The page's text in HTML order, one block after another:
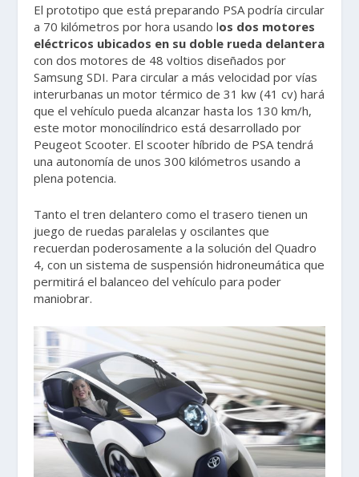
El prototipo que está preparando PSA podría circular
a 70 kilómetros por hora usando los dos motores
eléctricos ubicados en su doble rueda delantera
con dos motores de 48 voltios diseñados por
Samsung SDI. Para circular a más velocidad por vías
interurbanas un motor térmico de 31 kw (41 cv) hará
que el vehículo pueda alcanzar hasta los 130 km/h,
este motor monocilíndrico está desarrollado por
Peugeot Scooter. El scooter híbrido de PSA tendrá
una autonomía de unos 300 kilómetros usando a
plena potencia.
Tanto el tren delantero como el trasero tienen un
juego de ruedas paralelas y oscilantes que
recuerdan poderosamente a la solución del Quadro
4, con un sistema de suspensión hidroneumática que
permitirá el balanceo del vehículo para poder
maniobrar.